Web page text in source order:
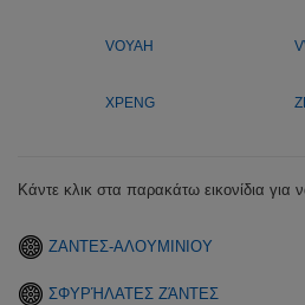
VOYAH
XPENG
Κάντε κλικ στα παρακάτω εικονίδια για
ΖΑΝΤΕΣ-ΑΛΟΥΜΙΝΙΟΥ
ΣΦΥΡΉΛΑΤΕΣ ΖΆΝΤΕΣ